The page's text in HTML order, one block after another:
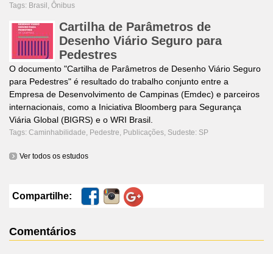
Tags: Brasil, Ônibus
Cartilha de Parâmetros de
Desenho Viário Seguro para
Pedestres
O documento "Cartilha de Parâmetros de Desenho Viário Seguro
para Pedestres" é resultado do trabalho conjunto entre a
Empresa de Desenvolvimento de Campinas (Emdec) e parceiros
internacionais, como a Iniciativa Bloomberg para Segurança
Viária Global (BIGRS) e o WRI Brasil.
Tags: Caminhabilidade, Pedestre, Publicações, Sudeste: SP
Ver todos os estudos
Compartilhe:
Comentários